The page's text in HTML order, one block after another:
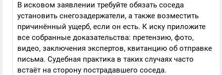
В исковом заявлении требуйте обязать соседа
установить снегозадержатели, а также возместить
причинённый ущерб, если он есть. К иску приложите
все собранные доказательства: претензию, фото,
видео, заключения экспертов, квитанцию об отправке
письма. Судебная практика в таких случаях часто
встаёт на сторону пострадавшего соседа.